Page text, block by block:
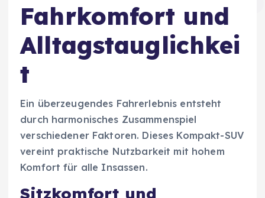
Fahrkomfort und
Alltagstauglichkei
t
Ein überzeugendes Fahrerlebnis entsteht
durch harmonisches Zusammenspiel
verschiedener Faktoren. Dieses Kompakt-SUV
vereint praktische Nutzbarkeit mit hohem
Komfort für alle Insassen.
Sitzkomfort und